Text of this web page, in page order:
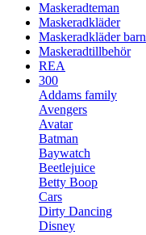
Maskeradteman
Maskeradkläder
Maskeradkläder barn
Maskeradtillbehör
REA
300
Addams family
Avengers
Avatar
Batman
Baywatch
Beetlejuice
Betty Boop
Cars
Dirty Dancing
Disney